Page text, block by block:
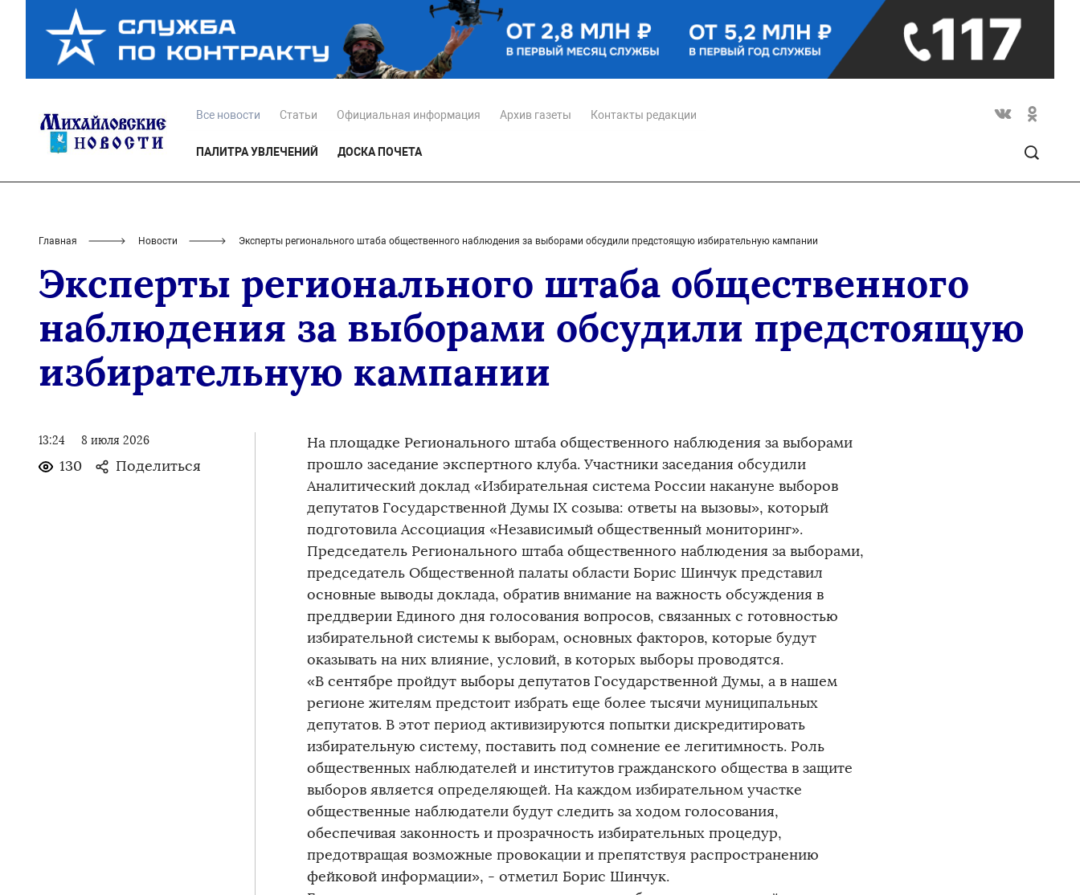
Все новости Статьи Официальная информация Архив газеты Контакты редакции
ПАЛИТРА УВЛЕЧЕНИЙ ДОСКА ПОЧЕТА
Главная Новости Эксперты регионального штаба общественного наблюдения за выборами обсудили предстоящую избирательную кампании
Эксперты регионального штаба общественного
наблюдения за выборами обсудили предстоящую
избирательную кампании
13:24 8 июля 2026
130 Поделиться
На площадке Регионального штаба общественного наблюдения за выборами
прошло заседание экспертного клуба. Участники заседания обсудили
Аналитический доклад «Избирательная система России накануне выборов
депутатов Государственной Думы IX созыва: ответы на вызовы», который
подготовила Ассоциация «Независимый общественный мониторинг».
Председатель Регионального штаба общественного наблюдения за выборами,
председатель Общественной палаты области Борис Шинчук представил
основные выводы доклада, обратив внимание на важность обсуждения в
преддверии Единого дня голосования вопросов, связанных с готовностью
избирательной системы к выборам, основных факторов, которые будут
оказывать на них влияние, условий, в которых выборы проводятся.
«В сентябре пройдут выборы депутатов Государственной Думы, а в нашем
регионе жителям предстоит избрать еще более тысячи муниципальных
депутатов. В этот период активизируются попытки дискредитировать
избирательную систему, поставить под сомнение ее легитимность. Роль
общественных наблюдателей и институтов гражданского общества в защите
выборов является определяющей. На каждом избирательном участке
общественные наблюдатели будут следить за ходом голосования,
обеспечивая законность и прозрачность избирательных процедур,
предотвращая возможные провокации и препятствуя распространению
фейковой информации», - отметил Борис Шинчук.